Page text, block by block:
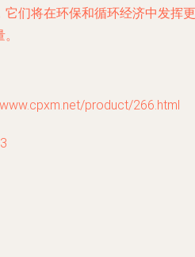
们将在环保和循环经济中发挥更
product/266.html